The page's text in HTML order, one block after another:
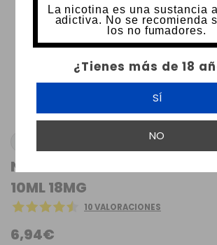
La nicotina es una sustancia
adictiva. No se recomienda
los no fumadores.
¿Tienes más de 18
SÍ
NO
NUTACCO SALTED MIST ATMOS LAB TPD
10ML 18MG
10 VALORACIONES
6,94€